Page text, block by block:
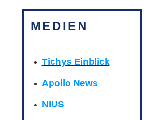
MEDIEN
Tichys Einblick
Apollo News
NIUS